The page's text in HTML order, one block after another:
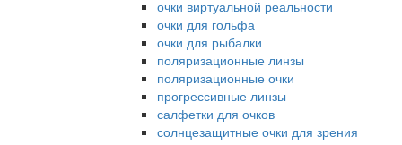
очки виртуальной реальности
очки для гольфа
очки для рыбалки
поляризационные линзы
поляризационные очки
прогрессивные линзы
салфетки для очков
солнцезащитные очки для зрения